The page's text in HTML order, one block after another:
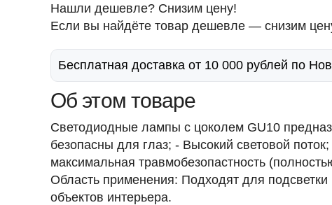
Нашли дешевле? Снизим цену!
Если вы найдёте товар дешевле — снизим
Бесплатная доставка от 10 000 рублей по
Об этом товаре
Светодиодные лампы c цоколем GU10
безопасны для глаз; - Высокий световой
максимальная травмобезопастность
Область применения: Подходят для
объектов интерьера.